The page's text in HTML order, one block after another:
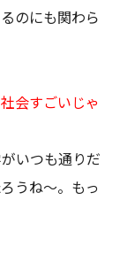
のにも関わら
会すごいじゃ
いつも通りだ
うね～。もっ